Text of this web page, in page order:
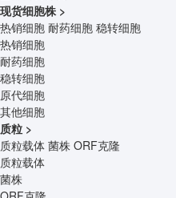
现货细胞株 >
热销细胞 耐药细胞 稳转细胞
热销细胞
耐药细胞
稳转细胞
原代细胞
其他细胞
质粒 >
质粒载体 菌株 ORF克隆
质粒载体
菌株